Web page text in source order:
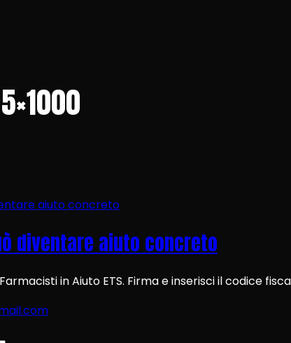
diventare aiuto concreto
in Aiuto ETS. Firma e inserisci il codice